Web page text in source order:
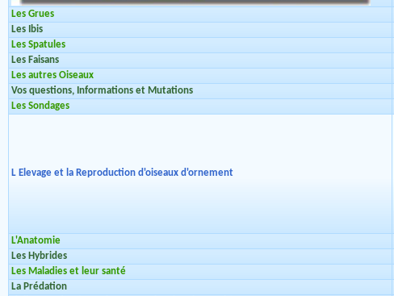
Les Grues
Les Ibis
Les Spatules
Les Faisans
Les autres Oiseaux
Vos questions, Informations et Mutations
Les Sondages
L Elevage et la Reproduction d'oiseaux d'ornement
L'Anatomie
Les Hybrides
Les Maladies et leur santé
La Prédation